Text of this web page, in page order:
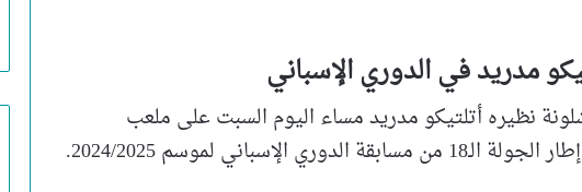
مدريد في الدوري الإسباني
نظيره أتلتيكو مدريد مساء اليوم السبت على ملعب
لموسم 2024/2025.